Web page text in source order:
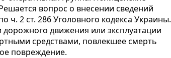
вопрос о внесении сведений
ч. 2 ст. 286 Уголовного кодекса Украины.
движения или эксплуатации
средствами, повлекшее смерть
повреждение.